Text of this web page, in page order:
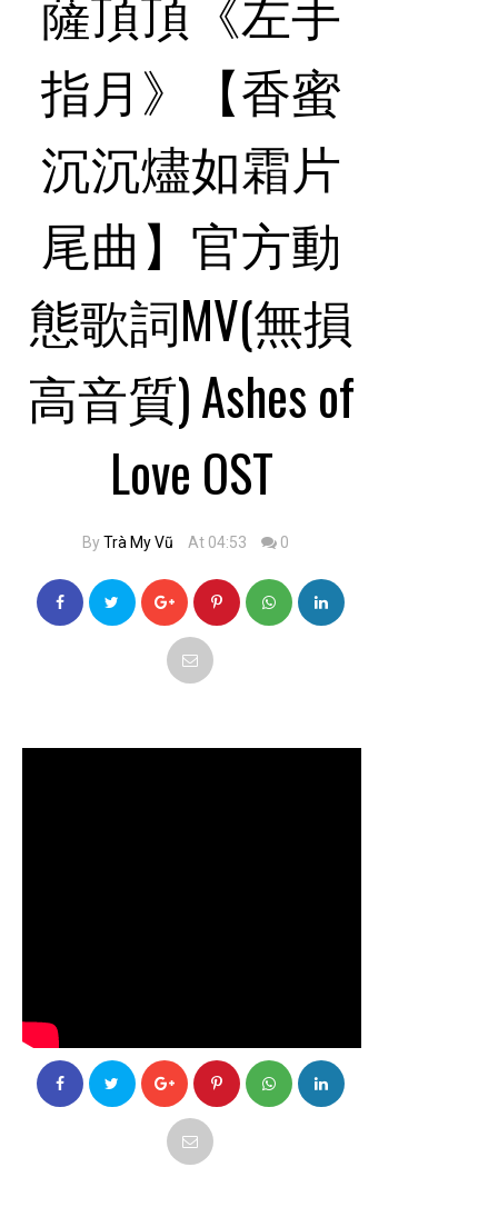
指月》【香蜜
沉沉燼如霜片
尾曲】官方動
態歌詞MV(無損
高音質) Ashes of
Love OST
ByTrà My Vũ At 04:53 0